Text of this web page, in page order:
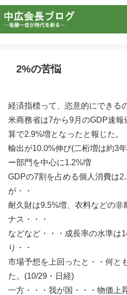
2%の苦悩
経済指標って、恣意的にできる
米商務省は7から9月のGDP速報
算で2.9%増となったと報じた。
輸出が10.0%伸び(二桁増は約3
ー部門を中心に1.2%増
GDPの7割を占める個人消費は
が・・
耐久財は9.5%増、衣料などの非
ナス・・・
などなど・・・成長率の水準は
り・・
市場予想を上回ったと・・何と
た。(10/29・日経)
一方・・・我が国・・・物価上